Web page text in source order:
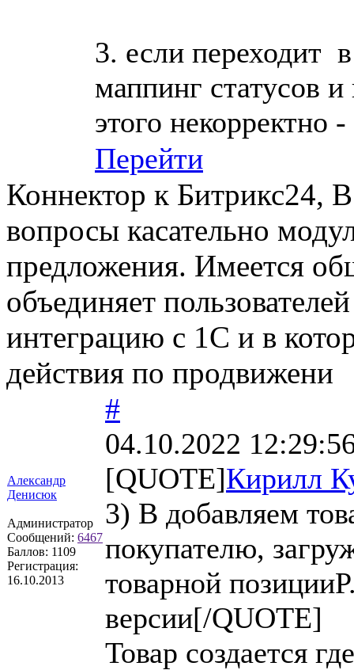
3. если переходит
маппинг статусов
этого некорректно
Перейти
Коннектор к Битрикс24,
вопросы касательно
предложения. Имеется
объединяет
интеграцию с 1С и в
действия по продвижени
Александр
Денисюк
Администратор
Сообщений: 6467
Баллов: 1109
Регистрация:
16.10.2013
#
04.10.2022
[QUOTE]Кирилл
3) В добавляем
покупателю,
товарной
версии[/QUOTE]
Товар создается